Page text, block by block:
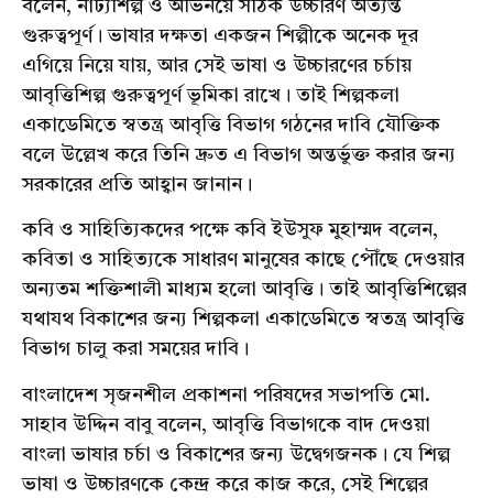
বলেন, নাট্যশিল্প ও অভিনয়ে সঠিক উচ্চারণ অত্যন্ত
গুরুত্বপূর্ণ। ভাষার দক্ষতা একজন শিল্পীকে অনেক দূর
এগিয়ে নিয়ে যায়, আর সেই ভাষা ও উচ্চারণের চর্চায়
আবৃত্তিশিল্প গুরুত্বপূর্ণ ভূমিকা রাখে। তাই শিল্পকলা
একাডেমিতে স্বতন্ত্র আবৃত্তি বিভাগ গঠনের দাবি যৌক্তিক
বলে উল্লেখ করে তিনি দ্রুত এ বিভাগ অন্তর্ভুক্ত করার জন্য
সরকারের প্রতি আহ্বান জানান।
কবি ও সাহিত্যিকদের পক্ষে কবি ইউসুফ মুহাম্মদ বলেন,
কবিতা ও সাহিত্যকে সাধারণ মানুষের কাছে পৌঁছে দেওয়ার
অন্যতম শক্তিশালী মাধ্যম হলো আবৃত্তি। তাই আবৃত্তিশিল্পের
যথাযথ বিকাশের জন্য শিল্পকলা একাডেমিতে স্বতন্ত্র আবৃত্তি
বিভাগ চালু করা সময়ের দাবি।
বাংলাদেশ সৃজনশীল প্রকাশনা পরিষদের সভাপতি মো.
সাহাব উদ্দিন বাবু বলেন, আবৃত্তি বিভাগকে বাদ দেওয়া
বাংলা ভাষার চর্চা ও বিকাশের জন্য উদ্বেগজনক। যে শিল্প
ভাষা ও উচ্চারণকে কেন্দ্র করে কাজ করে, সেই শিল্পের